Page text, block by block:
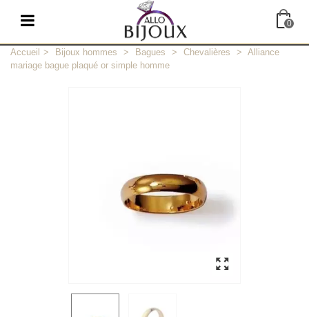
0
Accueil > Bijoux hommes > Bagues > Chevalières > Alliance
mariage bague plaqué or simple homme